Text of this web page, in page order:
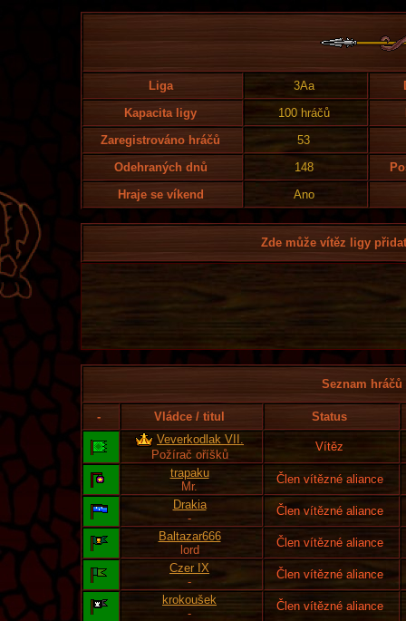
Liga 3Aa
Kapacita ligy
100 hráčů
Zaregistrováno hráčů
53
Odehraných dnů
148
Hraje se víkend
Ano
Zde může vítěz ligy
Seznam
- Vládce / titul
Status
Veverkodlak VII.
Požírač oříšků
Vítěz
trapaku
Mr.
Člen vítězné aliance
Drakia
-
Člen vítězné aliance
Baltazar666
lord
Člen vítězné aliance
Czer IX
-
Člen vítězné aliance
krokoušek
-
Člen vítězné aliance